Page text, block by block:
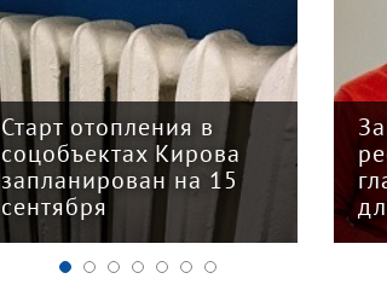
Старт отопления в
соцобъектах Кирова
запланирован на 15
сентября